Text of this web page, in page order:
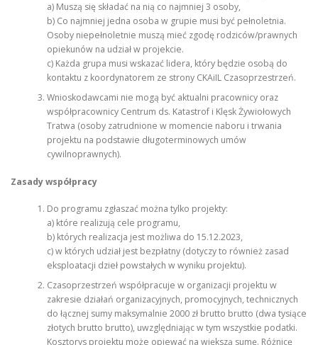
a) Muszą się składać na nią co najmniej 3 osoby,
b) Co najmniej jedna osoba w grupie musi być pełnoletnia.
Osoby niepełnoletnie muszą mieć zgodę rodziców/prawnych
opiekunów na udział w projekcie.
c) Każda grupa musi wskazać lidera, który będzie osobą do
kontaktu z koordynatorem ze strony CKAiIL Czasoprzestrzeń.
Wnioskodawcami nie mogą być aktualni pracownicy oraz
współpracownicy Centrum ds. Katastrof i Klęsk Żywiołowych
Tratwa (osoby zatrudnione w momencie naboru i trwania
projektu na podstawie długoterminowych umów
cywilnoprawnych).
Zasady współpracy
Do programu zgłaszać można tylko projekty:
a) które realizują cele programu,
b) których realizacja jest możliwa do 15.12.2023,
c) w których udział jest bezpłatny (dotyczy to również zasad
eksploatacji dzieł powstałych w wyniku projektu).
Czasoprzestrzeń współpracuje w organizacji projektu w
zakresie działań organizacyjnych, promocyjnych, technicznych
do łącznej sumy maksymalnie 2000 zł brutto brutto (dwa tysiące
złotych brutto brutto), uwzględniając w tym wszystkie podatki.
Kosztorys projektu może opiewać na większą sumę. Różnicę